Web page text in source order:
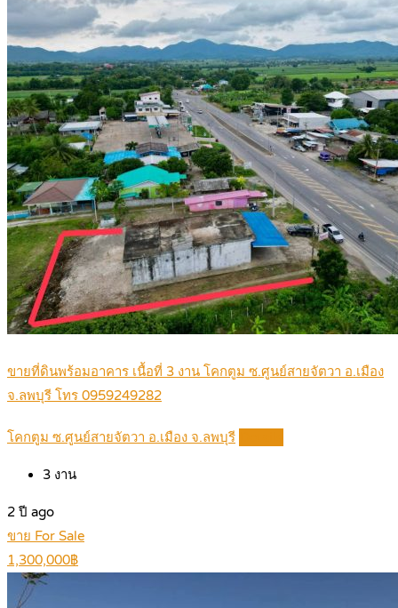
ขายที่ดินพร้อมอาคาร เนื้อที่ 3 งาน โคกตูม ซ.ศูนย์สายจัตวา อ.เมือง
จ.ลพบุรี โทร 0959249282
โคกตูม ซ.ศูนย์สายจัตวา อ.เมือง จ.ลพบุรี
3 งาน
2 ปี ago
ขาย For Sale
1,300,000฿